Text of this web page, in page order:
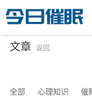
文章 返回
全部 心理知识 催